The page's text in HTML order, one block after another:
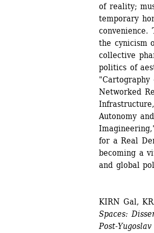
of reality;
temporary
the cynicism
collective
politics of
"Cartography
Networked
Autonomy
for a Real
becoming a
and global
KIRN Gal,
Spaces:
Post-